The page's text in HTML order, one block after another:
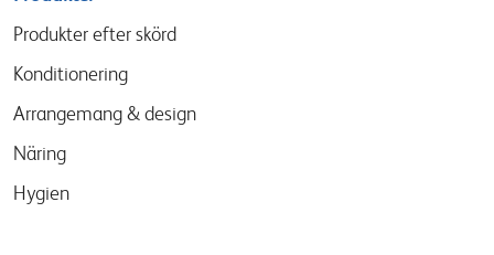
menu
Produkter efter skörd
Konditionering
Arrangemang & design
Näring
Hygien